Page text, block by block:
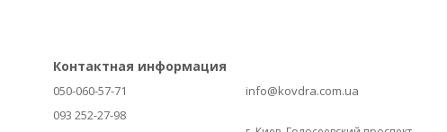
Контактная информация
050-060-57-71
093 252-27-98
info@kovdra.com.ua